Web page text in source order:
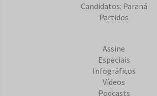
Candidatos: Paraná
Partidos
Assine
Especiais
Infográficos
Vídeos
Podcasts